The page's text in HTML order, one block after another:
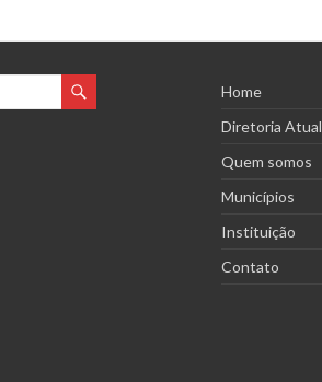
Home
Diretoria Atual
Quem somos
Municípios
Instituição
Contato